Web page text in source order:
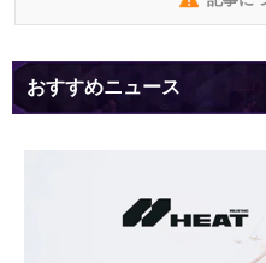
おすすめニュース